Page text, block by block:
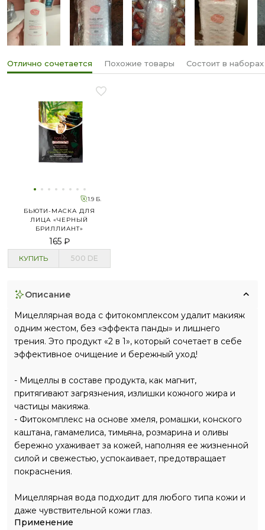
Отлично сочетается Похожие товары Состоит в наборах
1.9 Б.
БЬЮТИ-МАСКА ДЛЯ
ЛИЦА «ЧЕРНЫЙ
БРИЛЛИАНТ»
165 ₽
КУПИТЬ 500 DE
описание
Мицеллярная вода с фитокомплексом удалит макияж
одним жестом, без «эффекта панды» и лишнего
трения. Это продукт «2 в 1», который сочетает в себе
эффективное очищение и бережный уход!
- Мицеллы в составе продукта, как магнит,
притягивают загрязнения, излишки кожного жира и
частицы макияжа.
- Фитокомплекс на основе хмеля, ромашки, конского
каштана, гамамелиса, тимьяна, розмарина и оливы
бережно ухаживает за кожей, наполняя ее жизненной
силой и свежестью, успокаивает, предотвращает
покраснения.
Мицеллярная вода подходит для любого типа кожи и
даже чувствительной кожи глаз.
Применение